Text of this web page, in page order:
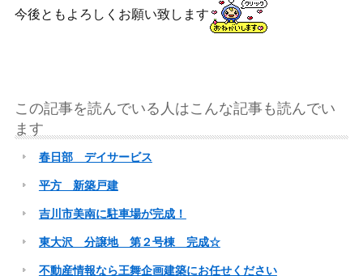
今後ともよろしくお願い致します
この記事を読んでいる人はこんな記事も読んでい
ます
春日部 デイサービス
平方 新築戸建
吉川市美南に駐車場が完成！
東大沢 分譲地 第２号棟 完成☆
不動産情報なら王舞企画建築にお任せください